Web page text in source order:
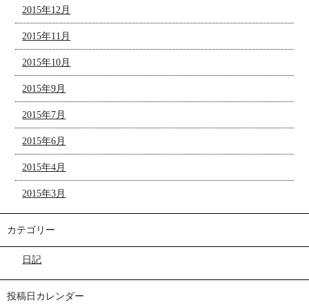
2015年12月
2015年11月
2015年10月
2015年9月
2015年7月
2015年6月
2015年4月
2015年3月
カテゴリー
日記
投稿日カレンダー